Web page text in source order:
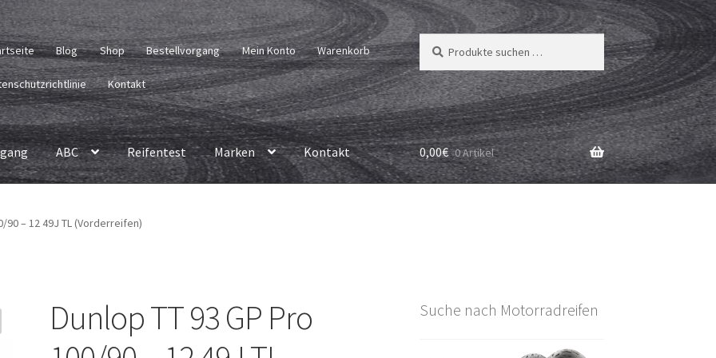
Blog Shop Bestellvorgang Mein Konto Warenkorb
Kontakt
Suchen
nach:
Suchen
ABC Reifentest Marken Kontakt 0,00€ 0 Artikel
90 – 12 49J TL (Vorderreifen)
Dunlop TT 93 GP Pro
Suche nach Motorradreifen